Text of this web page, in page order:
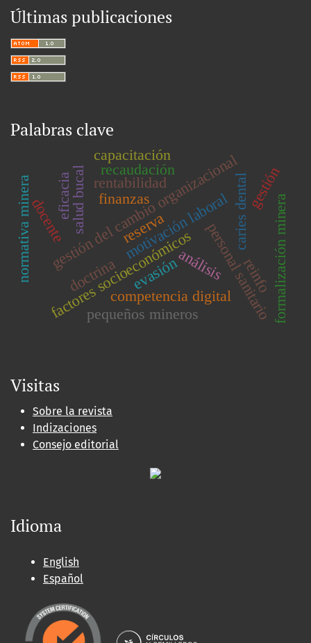
Últimas publicaciones
Palabras clave
gestión del cambio organizacional
motivación laboralpersonal sanitario
factores socioeconómicos
salud bucal caries dental
competencia digital
docente
análisis
doctrina formalización minera
reinfo
normativa minera
pequeños mineros
rentabilidad
evasión
recaudación
eficacia
capacitación
gestión
reserva
finanzas
Visitas
Sobre la revista
Indizaciones
Consejo editorial
Idioma
English
Español